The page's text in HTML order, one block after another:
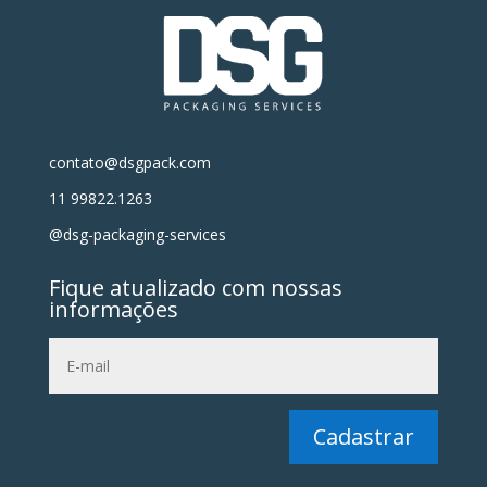
contato@dsgpack.com
11 99822.1263
@dsg-packaging-services
Fique atualizado com nossas
informações
Cadastrar